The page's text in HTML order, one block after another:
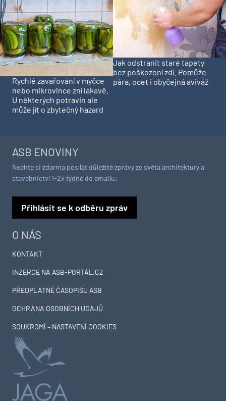
Rychlé zavařování v myčce
nebo mikrovlnce zní lákavě.
U některých potravin ale
může jít o zbytečný hazard
Jak odstranit staré tapety
bez poškození zdi. Pomůže
pára, ocet i obyčejná aviváž
O NÁS
KONTAKT
INZERCE NA ASB-PORTAL.CZ
PŘEDPLATNÉ ČASOPISU ASB
OCHRANA OSOBNÍCH ÚDAJŮ
SOUKROMÍ – NASTAVENÍ COOKIES
ASB ENOVINY
Nechte si zdarma posílat důležité zprávy ze světa architektury a
stavebnictví 1-2x týdně do emailu:
Přihlásit se k odběru zpráv